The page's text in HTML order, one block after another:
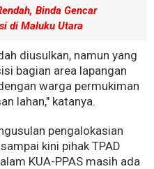
Binda Gencar
di Maluku Utara
diusulkan, namun yang
bagian area lapangan
warga permukiman
lahan," katanya.
pengalokasian
kini pihak TPAD
KUA-PPAS masih ada